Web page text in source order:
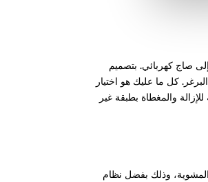
من تيكا 2 في 1، وهي شواية بفتحة 180 درجة تتحول إلى صاج كهربائي. بتصميم
كل ما عليك هو اختيار
والمغطاة بطبقة غير
وذلك بفضل نظام